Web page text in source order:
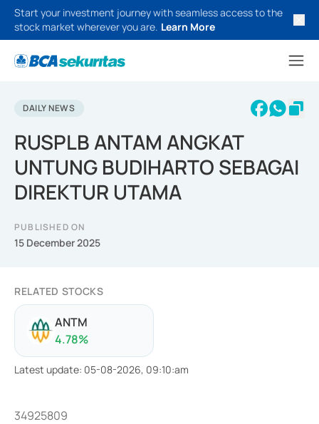
Start your investment journey with seamless access to the
stock market wherever you are. Learn More
DAILY NEWS
RUSPLB ANTAM ANGKAT
UNTUNG BUDIHARTO SEBAGAI
DIREKTUR UTAMA
PUBLISHED ON
15 December 2025
RELATED STOCKS
ANTM
4.78%
Latest update: 05-08-2026, 09:10:am
34925809